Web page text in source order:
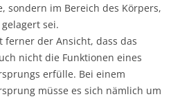
sondern im Bereich des Körpers,
sei.
ferner der Ansicht, dass das
nicht die Funktionen eines
erfülle. Bei einem
müsse es sich nämlich um